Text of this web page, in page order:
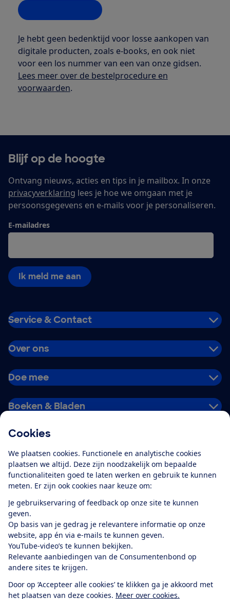
Cookies
We plaatsen cookies. Functionele en analytische cookies
plaatsen we altijd. Deze zijn noodzakelijk om bepaalde
functionaliteiten goed te laten werken en gebruik te kunnen
meten. Er zijn ook cookies naar keuze om:
Je gebruikservaring of feedback op onze site te kunnen
geven.
Op basis van je gedrag je relevantere informatie op onze
website, app én via e-mails te kunnen geven.
YouTube-video’s te kunnen bekijken.
Relevante aanbiedingen van de Consumentenbond op
andere sites te krijgen.
Door op ‘Accepteer alle cookies’ te klikken ga je akkoord met
het plaatsen van deze cookies. Meer over cookies.
Je hebt geen bedenktijd voor losse aankopen van
digitale producten, zoals e-books, en ook niet
voor een los nummer van een van onze gidsen.
Lees meer over de bestelprocedure en
voorwaarden.
Blijf op de hoogte
Ontvang nieuws, acties en tips in je mailbox. In onze
privacyverklaring lees je hoe we omgaan met je
persoonsgegevens en e-mails voor je personaliseren.
E-mailadres
Ik meld me aan
Service & Contact
Over ons
Doe mee
Boeken & Bladen
Alles over de
app
Algemene Voorwaarden
Privacyverklaring
Cookiebeleid
Privacyvoorkeuren
Toegankelijkheid
RSS-feed nieuws
FacebookTwitterInstagram
YoutubeLinkedIn